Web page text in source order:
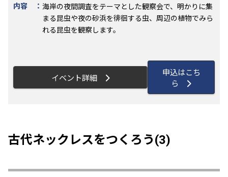
内容 ： 海岸の夜間調査をテーマとした観察会で、明かりに集
まる昆虫や夜の砂浜を徘徊する虫、周辺の植物でみら
れる昆虫を観察します。
イベント詳細
申込はこち
ら
古代ネックレスをつくろう(3)